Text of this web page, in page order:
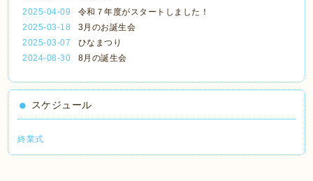
2025-04-09
令和７年度がスタートしました！
2025-03-18
3月のお誕生会
2025-03-07
ひなまつり
2024-08-30
8月の誕生会
スケジュール
終業式